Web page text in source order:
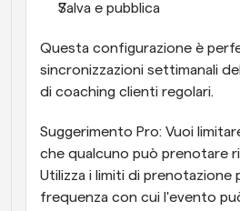
Salva e pubblica
Questa configurazione è
sincronizzazioni settimanali
di coaching clienti regolari.
Suggerimento Pro: Vuoi
che qualcuno può prenotare
Utilizza i limiti di prenotazione
frequenza con cui l'evento